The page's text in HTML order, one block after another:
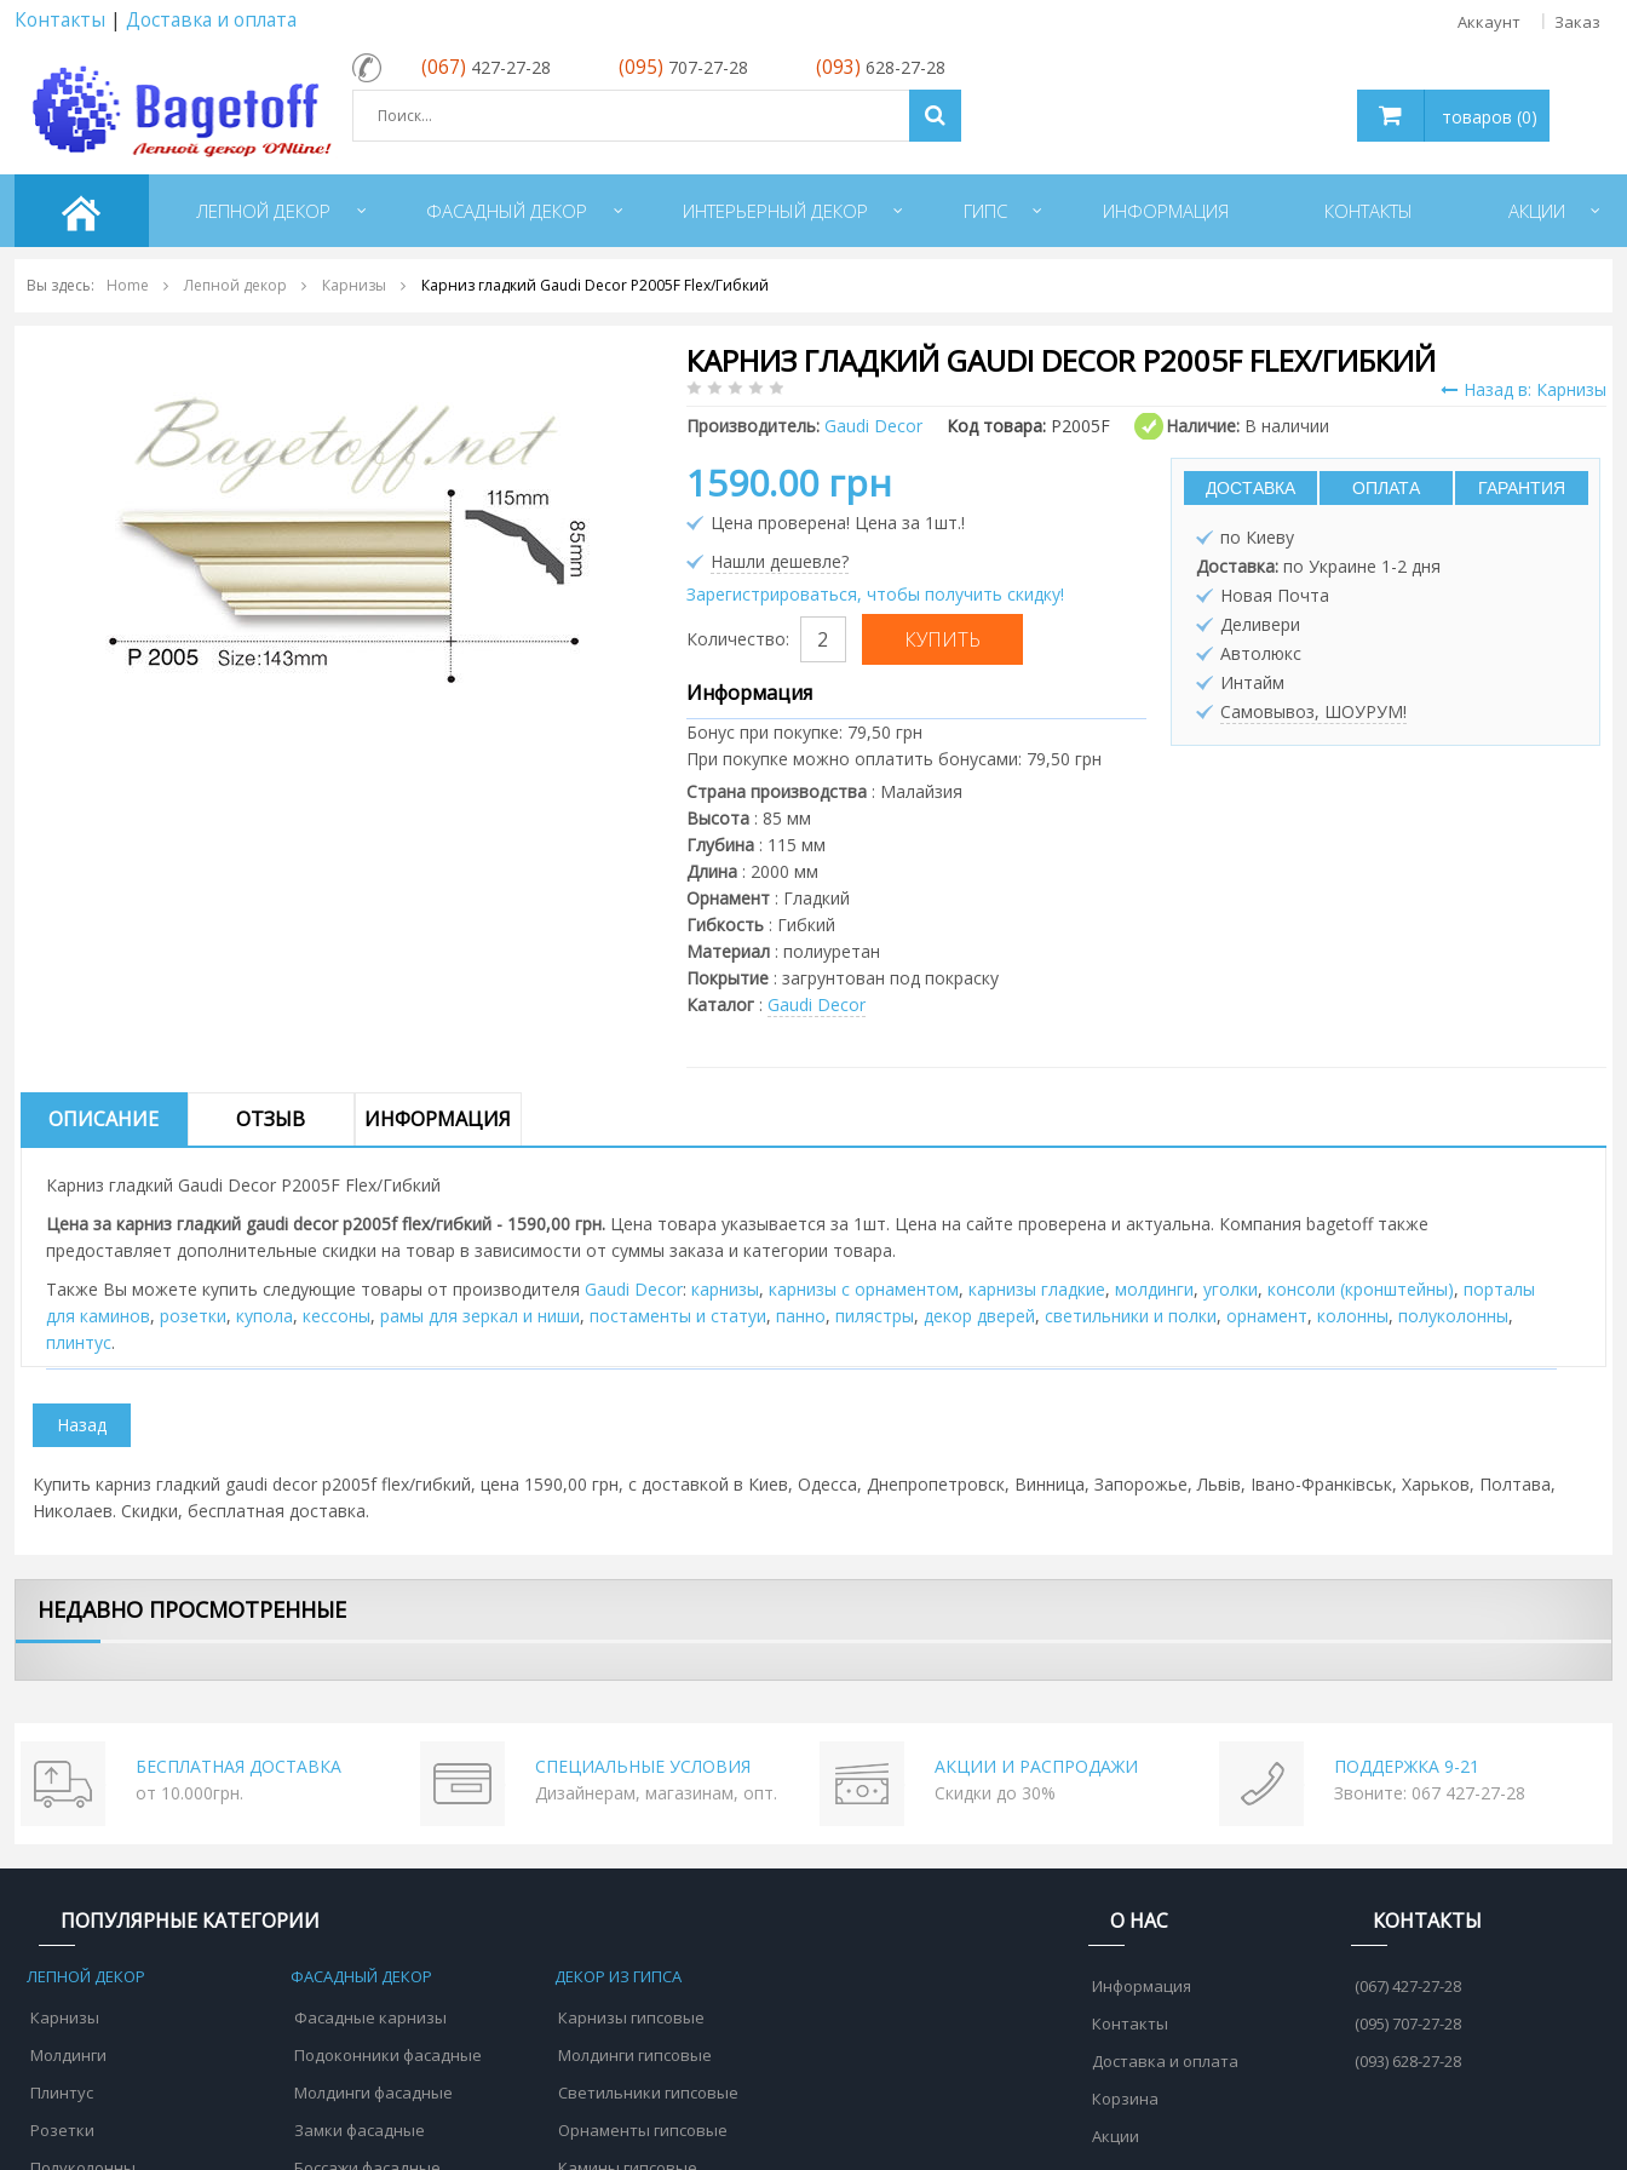
Контакты | Доставка и оплата Аккаунт Заказ
(067) 427-27-28 (095) 707-27-28 (093) 628-27-28
товаров (0)
ЛЕПНОЙ ДЕКОР ФАСАДНЫЙ ДЕКОР ИНТЕРЬЕРНЫЙ ДЕКОР ГИПС ИНФОРМАЦИЯ КОНТАКТЫ АКЦИИ
Вы здесь: Home Лепной декор Карнизы Карниз гладкий Gaudi Decor P2005F Flex/Гибкий
КАРНИЗ ГЛАДКИЙ GAUDI DECOR P2005F FLEX/ГИБКИЙ
Назад в: Карнизы
Производитель: Gaudi Decor Код товара: P2005F Наличие: В наличии
1590.00 грн
Цена проверена! Цена за 1шт.!
Нашли дешевле?
Зарегистрироваться, чтобы получить скидку!
Количество:
Информация
Бонус при покупке: 79,50 грн
При покупке можно оплатить бонусами: 79,50 грн
Страна производства: Малайзия
Высота: 85 мм
Глубина: 115 мм
Длина: 2000 мм
Орнамент: Гладкий
Гибкость: Гибкий
Материал: полиуретан
Покрытие: загрунтован под покраску
Каталог: Gaudi Decor
ДОСТАВКА ОПЛАТА ГАРАНТИЯ
по Киеву
Доставка: по Украине 1-2 дня
Новая Почта
Деливери
Автолюкс
Интайм
Самовывоз, ШОУРУМ!
ОПИСАНИЕ ОТЗЫВ ИНФОРМАЦИЯ
Карниз гладкий Gaudi Decor P2005F Flex/Гибкий
Цена за карниз гладкий gaudi decor p2005f flex/гибкий - 1590,00 грн. Цена товара указывается за 1шт. Цена на сайте проверена и актуальна. Компания bagetoff также
предоставляет дополнительные скидки на товар в зависимости от суммы заказа и категории товара.
Также Вы можете купить следующие товары от производителя Gaudi Decor: карнизы, карнизы с орнаментом, карнизы гладкие, молдинги, уголки, консоли (кронштейны), порталы
для каминов, розетки, купола, кессоны, рамы для зеркал и ниши, постаменты и статуи, панно, пилястры, декор дверей, cветильники и полки, орнамент, колонны, полуколонны,
плинтус.
Купить карниз гладкий gaudi decor p2005f flex/гибкий, цена 1590,00 грн, с доставкой в Киев, Одесса, Днепропетровск, Винница, Запорожье, Львів, Івано-Франківськ, Харьков, Полтава,
Николаев. Скидки, бесплатная доставка.
НЕДАВНО ПРОСМОТРЕННЫЕ
БЕСПЛАТНАЯ ДОСТАВКА
от 10.000грн.
СПЕЦИАЛЬНЫЕ УСЛОВИЯ
Дизайнерам, магазинам, опт.
АКЦИИ И РАСПРОДАЖИ
Скидки до 30%
ПОДДЕРЖКА 9-21
Звоните: 067 427-27-28
ПОПУЛЯРНЫЕ КАТЕГОРИИ
ЛЕПНОЙ ДЕКОР
Карнизы
Молдинги
Плинтус
Розетки
ФАСАДНЫЙ ДЕКОР
Фасадные карнизы
Подоконники фасадные
Молдинги фасадные
Замки фасадные
ДЕКОР ИЗ ГИПСА
Карнизы гипсовые
Молдинги гипсовые
Светильники гипсовые
Орнаменты гипсовые
О НАС
Информация
Контакты
Доставка и оплата
Корзина
Акции
КОНТАКТЫ
(067) 427-27-28
(095) 707-27-28
(093) 628-27-28